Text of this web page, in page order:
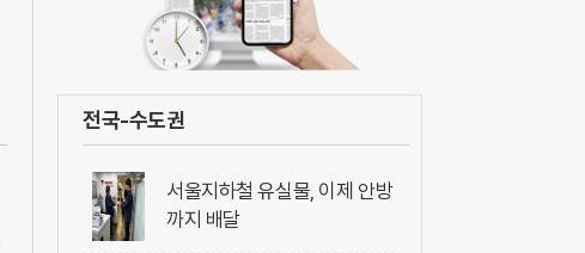
전국-수도권
서울지하철 유실물, 이제 안방
까지 배달